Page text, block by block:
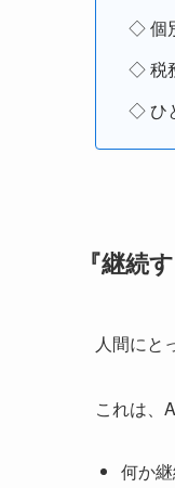
◇ 個
◇ 税
◇ ひ
『継続
人間にと
これは、
何か